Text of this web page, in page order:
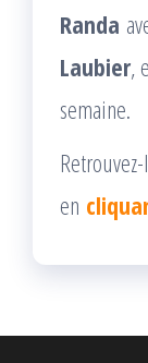
Randa
Laubier,
semaine.
en